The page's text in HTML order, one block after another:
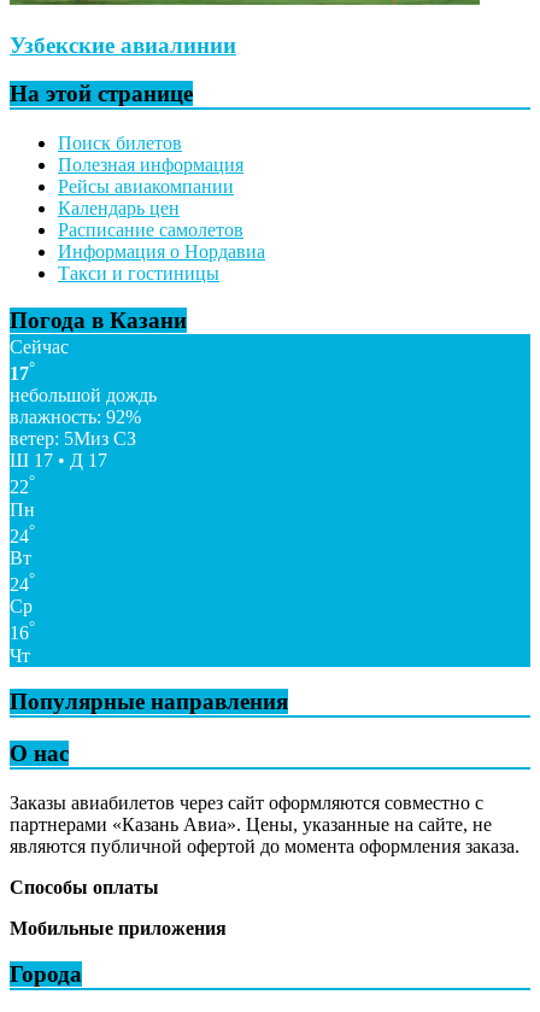
Узбекские авиалинии
На этой странице
Поиск билетов
Полезная информация
Рейсы авиакомпании
Календарь цен
Расписание самолетов
Информация о Нордавиа
Такси и гостиницы
Погода в Казани
Сейчас
17°
небольшой дождь
влажность: 92%
ветер: 5Миз СЗ
Ш 17 • Д 17
22°
Пн
24°
Вт
24°
Ср
16°
Чт
Популярные направления
О нас
Заказы авиабилетов через сайт оформляются совместно с
партнерами «Казань Авиа». Цены, указанные на сайте, не
являются публичной офертой до момента оформления заказа.
Способы оплаты
Мобильные приложения
Города